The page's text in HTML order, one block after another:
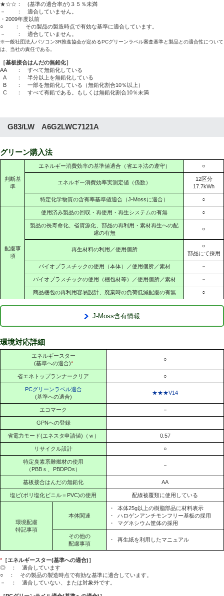
★☆☆： (基準の適合率が)３５％未満
－ ： 適合していません。
・2009年度以前
○ ： その製品の製造時点で有効な基準に適合しています。
－ ： 適合していません。
※一般社団法人パソコン3R推進協会が定めるPCグリーンラベル審査基準と製品との適合性について
は、当社の責任である。
［基板接合はんだの無鉛化］
AA
： すべて無鉛化している
A
： 半分以上を無鉛化している
B
： 一部を無鉛化している（無鉛化割合10％以上）
C
： すべて有鉛である。もしくは無鉛化割合10％未満
G83/LW A6G2LWC7121A
グリーン購入法
判断基
準
エネルギー消費効率の基準値適合（省エネ法の遵守） ○
エネルギー消費効率実測定値（係数）
12区分
17.7kWh
特定化学物質の含有率基準値適合（J-Mossに適合） ○
配慮事
項
使用済み製品の回収・再使用・再生システムの有無 ○
製品の長寿命化、省資源化、部品の再利用・素材再生への配
慮の有無
○
再生材料の利用／使用個所
○
部品にて採用
バイオプラスチックの使用（本体）／使用個所／素材 －
バイオプラスチックの使用（梱包材等）／使用個所／素材 －
商品梱包の再利用容易設計、廃棄時の負荷低減配慮の有無 ○
J-Moss含有情報
環境対応詳細
エネルギースター
(基準への適合)*
○
省エネトップランナークリア ○
PCグリーンラベル適合
(基準への適合)
★★★V14
エコマーク －
GPNへの登録
省電力モード(エネスタ申請値)（ｗ） 0.57
リサイクル設計 ○
特定臭素系難燃材の使用
（PBBｓ、PBDPOs）
－
基板接合はんだの無鉛化 AA
塩ビ(ポリ塩化ビニル＝PVC)の使用 配線被覆類に使用している
環境配慮
特記事項
本体関連
・
本体25g以上の樹脂部品に材料表示
・
ハロゲンアンチモンフリー基板の採用
・
マグネシウム筐体の採用
その他の
配慮事項
・ 再生紙を利用したマニュアル
* ［エネルギースター(基準への適合)］
◎ ： 適合しています
○ ： その製品の製造時点で有効な基準に適合しています。
－ ： 適合していない、または対象外です。